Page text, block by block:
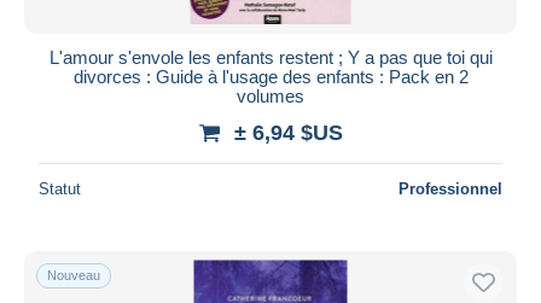
L'amour s'envole les enfants restent ; Y a pas que toi qui
divorces : Guide à l'usage des enfants : Pack en 2
volumes
± 6,94 $US
Statut Professionnel
Nouveau